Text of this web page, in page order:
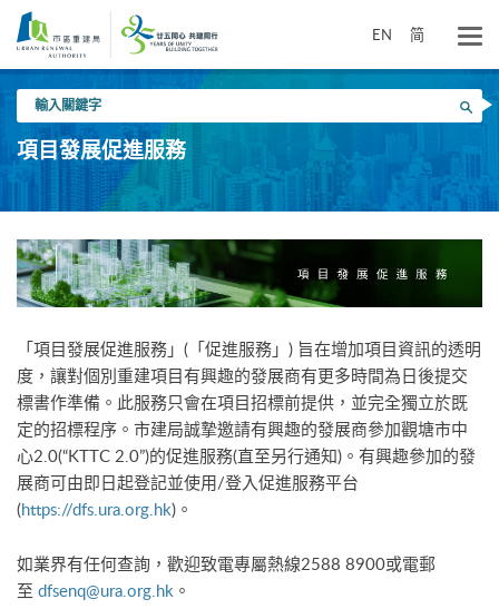
要
EN 简
入
關
鍵
搜尋
項目發展促進服務
「項目發展促進服務」(「促進服務」) 旨在增加項目資訊的透明
度，讓對個別重建項目有興趣的發展商有更多時間為日後提交
標書作準備。此服務只會在項目招標前提供，並完全獨立於既
定的招標程序。市建局誠摯邀請有興趣的發展商參加觀塘市中
心2.0(“KTTC 2.0”)的促進服務(直至另行通知)。有興趣參加的發
展商可由即日起登記並使用/登入促進服務平台
(https://dfs.ura.org.hk)。
如業界有任何查詢，歡迎致電專屬熱線2588 8900或電郵
至 dfsenq@ura.org.hk 。